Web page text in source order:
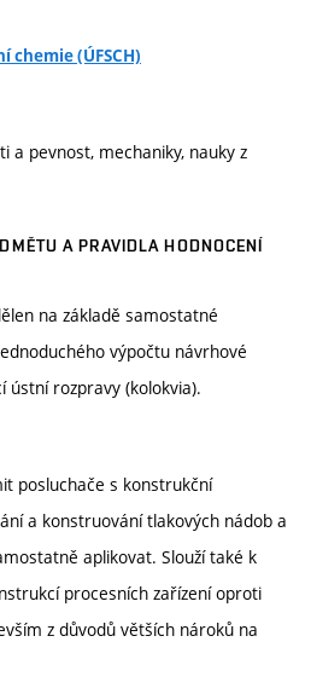
(ÚFSCH)
a pevnost, mechaniky, nauky z
A PRAVIDLA HODNOCENÍ
na základě samostatné
výpočtu návrhové
ústní rozpravy (kolokvia).
posluchače s konstrukční
a konstruování tlakových nádob a
aplikovat. Slouží také k
procesních zařízení oproti
z důvodů větších nároků na